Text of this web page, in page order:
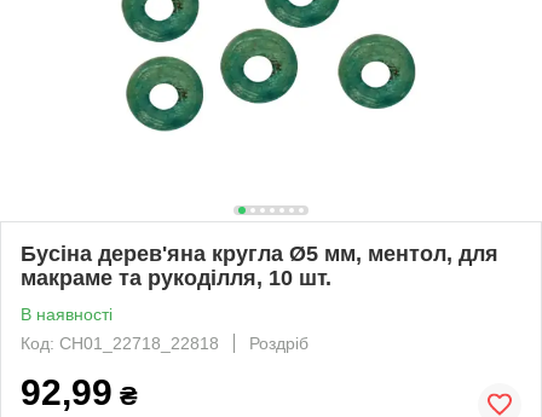
Бусіна дерев'яна кругла Ø5 мм, ментол, для
макраме та рукоділля, 10 шт.
В наявності
Код: CH01_22718_22818
Роздріб
92,99 ₴